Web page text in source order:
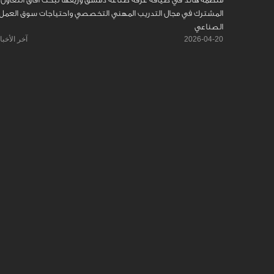
المشترك في مجال التدريب المهني التخصصي واحتياجات سوق
الصناعي
2026-04-20 آخر